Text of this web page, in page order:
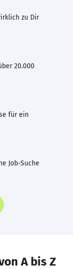
zu Dir
20.000
für ein
Job-Suche
A bis Z